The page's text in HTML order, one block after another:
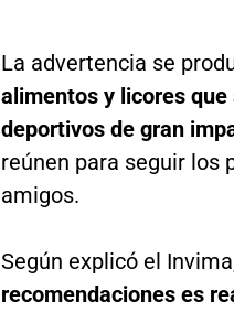
La advertencia se
alimentos y licores
deportivos de gran
reúnen para seguir los
amigos.
Según explicó el
recomendaciones es